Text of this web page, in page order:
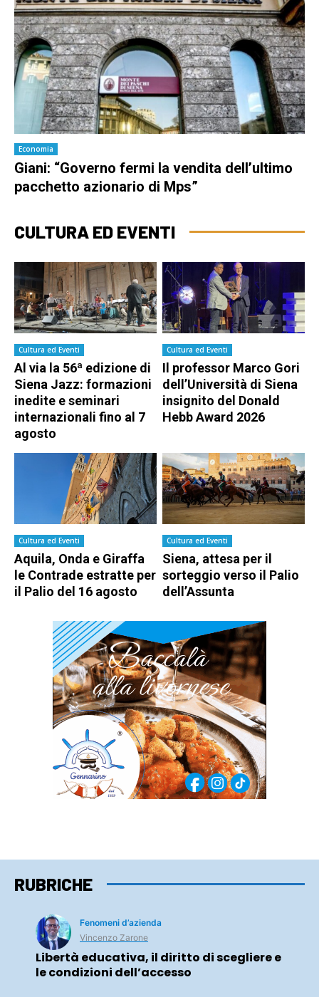
Economia
Giani: “Governo fermi la vendita dell’ultimo
pacchetto azionario di Mps”
CULTURA ED EVENTI
Cultura ed Eventi
Al via la 56ª edizione di
Siena Jazz: formazioni
inedite e seminari
internazionali fino al 7
agosto
Cultura ed Eventi
Il professor Marco Gori
dell’Università di Siena
insignito del Donald
Hebb Award 2026
Cultura ed Eventi
Aquila, Onda e Giraffa
le Contrade estratte per
il Palio del 16 agosto
Cultura ed Eventi
Siena, attesa per il
sorteggio verso il Palio
dell’Assunta
RUBRICHE
Fenomeni d’azienda
Vincenzo Zarone
Libertà educativa, il diritto di scegliere e
le condizioni dell’accesso